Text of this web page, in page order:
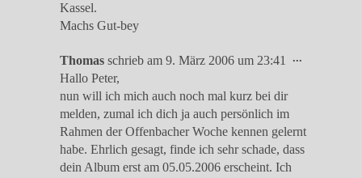
Kassel.
Machs Gut-bey
Thomasschrieb am 9. März 2006 um 23:41
Hallo Peter,
nun will ich mich auch noch mal kurz bei dir
melden, zumal ich dich ja auch persönlich im
Rahmen der Offenbacher Woche kennen gelernt
habe. Ehrlich gesagt, finde ich sehr schade, dass
dein Album erst am 05.05.2006 erscheint. Ich
...Diese